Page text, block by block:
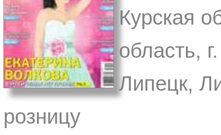
Курская
область,
Липецк,
розницу